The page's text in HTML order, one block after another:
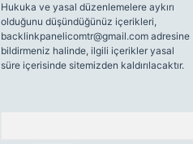
Hukuka ve yasal düzenlemelere aykırı
olduğunu düşündüğünüz içerikleri,
backlinkpanelicomtr@gmail.comadresine
bildirmeniz halinde, ilgili içerikler yasal
süre içerisinde sitemizden kaldırılacaktır.